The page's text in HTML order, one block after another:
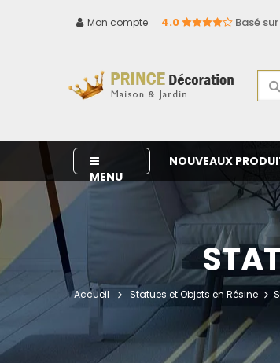
Mon compte 4.0 Basé
MENU
NOUVEAUX
Accueil Statues et Objets en Résine